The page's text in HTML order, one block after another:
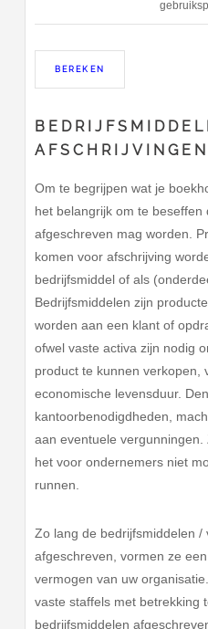
AFSCHRIJVINGEN
Om te begrijpen wat je
het belangrijk om te beseffen
afgeschreven mag worden.
komen voor afschrijving
bedrijfsmiddel of als
Bedrijfsmiddelen zijn
worden aan een klant of
ofwel vaste activa zijn nodig
product te kunnen verkopen,
economische levensduur.
kantoorbenodigdheden,
aan eventuele
het voor ondernemers niet
runnen.
Zo lang de bedrijfsmiddelen /
afgeschreven, vormen ze
vermogen van uw
vaste staffels met betrekking
bedrijfsmiddelen